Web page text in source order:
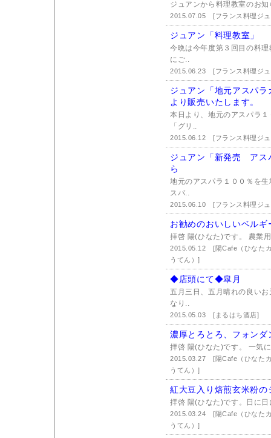
ジュアンから料理教室のお
2015.07.05[フランス料理ジ
ジュアン「料理教室」
今晩は今年度第３回目の料
にご..
2015.06.23[フランス料理ジ
ジュアン「地元アスパ
より販売いたします。
本日より、地元のアスパラ
「グリ..
2015.06.12[フランス料理ジ
ジュアン「新発売 ア
ら
地元のアスパラ１００％を
スパ..
2015.06.10[フランス料理ジ
お勧めのおいしいベルギ
拝啓 陽(ひなた)です。 農業
2015.05.12[陽Cafe（ひなた
うてん）]
◆店頭にて◆皐月
五月三日、五月晴れの良い
なり..
2015.05.03[まるはち酒店]
濃厚とろとろ、フォンダ
拝啓 陽(ひなた)です。 一気
2015.03.27[陽Cafe（ひなた
うてん）]
紅大豆入り焙煎玄米粉の
拝啓 陽(ひなた)です。日に
2015.03.24[陽Cafe（ひなた
うてん）]